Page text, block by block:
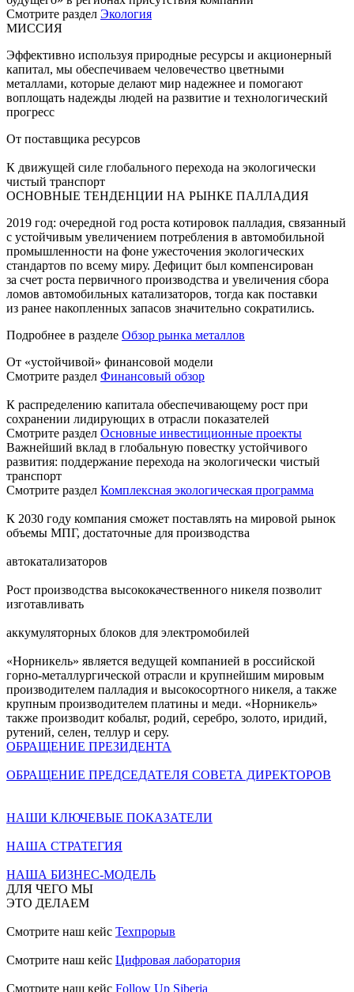
Смотрите раздел Экология
МИССИЯ
Эффективно используя природные ресурсы и акционерный
капитал, мы обеспечиваем человечество цветными
металлами, которые делают мир надежнее и помогают
воплощать надежды людей на развитие и технологический
прогресс
От поставщика ресурсов
К движущей силе глобального перехода на экологически
чистый транспорт
ОСНОВНЫЕ ТЕНДЕНЦИИ НА РЫНКЕ ПАЛЛАДИЯ
2019 год: очередной год роста котировок палладия, связанный
с устойчивым увеличением потребления в автомобильной
промышленности на фоне ужесточения экологических
стандартов по всему миру. Дефицит был компенсирован
за счет роста первичного производства и увеличения сбора
ломов автомобильных катализаторов, тогда как поставки
из ранее накопленных запасов значительно сократились.
Подробнее в разделе Обзор рынка металлов
От «устойчивой» финансовой модели
Смотрите раздел Финансовый обзор
К распределению капитала обеспечивающему рост при
сохранении лидирующих в отрасли показателей
Смотрите раздел Основные инвестиционные проекты
Важнейший вклад в глобальную повестку устойчивого
развития: поддержание перехода на экологически чистый
транспорт
Смотрите раздел Комплексная экологическая программа
К 2030 году компания сможет поставлять на мировой рынок
объемы МПГ, достаточные для производства
автокатализаторов
Рост производства высококачественного никеля позволит
изготавливать
аккумуляторных блоков для электромобилей
«Норникель» является ведущей компанией в российской
горно-металлургической отрасли и крупнейшим мировым
производителем палладия и высокосортного никеля, а также
крупным производителем платины и меди. «Норникель»
также производит кобальт, родий, серебро, золото, иридий,
рутений, селен, теллур и серу.
ОБРАЩЕНИЕ ПРЕЗИДЕНТА
ОБРАЩЕНИЕ ПРЕДСЕДАТЕЛЯ СОВЕТА ДИРЕКТОРОВ
НАШИ КЛЮЧЕВЫЕ ПОКАЗАТЕЛИ
НАША СТРАТЕГИЯ
НАША БИЗНЕС-МОДЕЛЬ
ДЛЯ ЧЕГО МЫ
ЭТО ДЕЛАЕМ
Смотрите наш кейс Техпрорыв
Смотрите наш кейс Цифровая лаборатория
Смотрите наш кейс Follow Up Siberia